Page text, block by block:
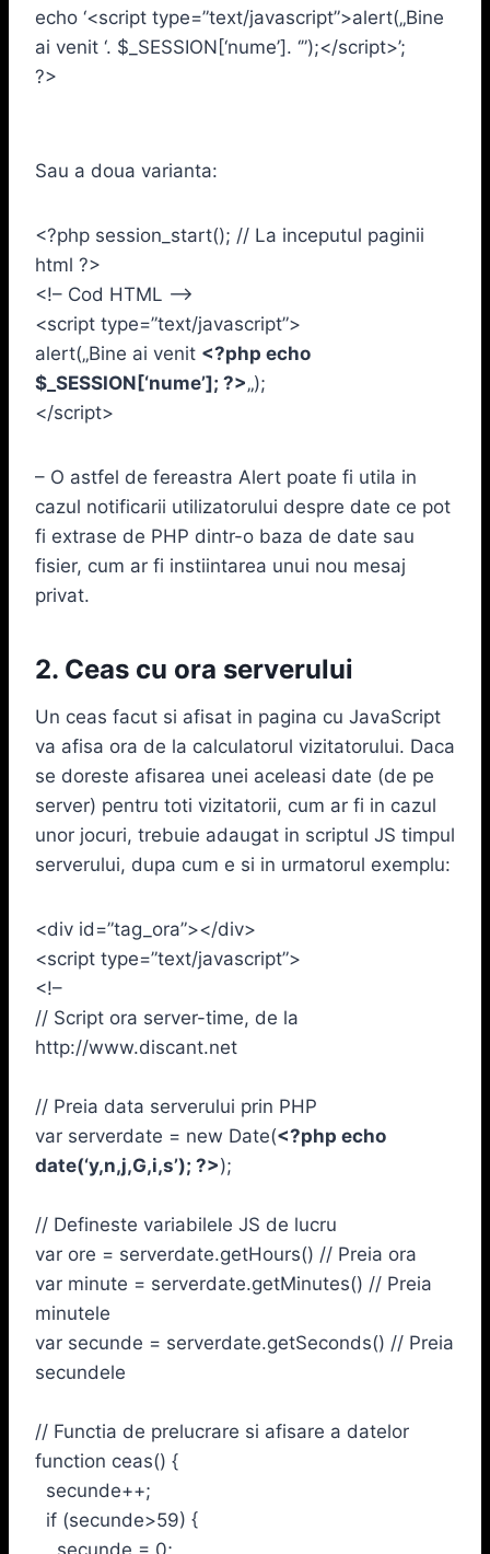
echo ‘<script type=”text/javascript”>alert(„Bine
ai venit ‘. $_SESSION[‘nume’]. ‘”);</script>’;
?>
Sau a doua varianta:
<?php session_start(); // La inceputul paginii
html ?>
<!– Cod HTML –>
<script type=”text/javascript”>
alert(„Bine ai venit <?php echo
$_SESSION[‘nume’]; ?>„);
</script>
– O astfel de fereastra Alert poate fi utila in
cazul notificarii utilizatorului despre date ce pot
fi extrase de PHP dintr-o baza de date sau
fisier, cum ar fi instiintarea unui nou mesaj
privat.
2. Ceas cu ora serverului
Un ceas facut si afisat in pagina cu JavaScript
va afisa ora de la calculatorul vizitatorului. Daca
se doreste afisarea unei aceleasi date (de pe
server) pentru toti vizitatorii, cum ar fi in cazul
unor jocuri, trebuie adaugat in scriptul JS timpul
serverului, dupa cum e si in urmatorul exemplu:
<div id=”tag_ora”></div>
<script type=”text/javascript”>
<!–
// Script ora server-time, de la
http://www.discant.net
// Preia data serverului prin PHP
var serverdate = new Date(<?php echo
date(‘y,n,j,G,i,s’); ?>);
// Defineste variabilele JS de lucru
var ore = serverdate.getHours() // Preia ora
var minute = serverdate.getMinutes() // Preia
minutele
var secunde = serverdate.getSeconds() // Preia
secundele
// Functia de prelucrare si afisare a datelor
function ceas() {
secunde++;
if (secunde>59) {
secunde = 0;